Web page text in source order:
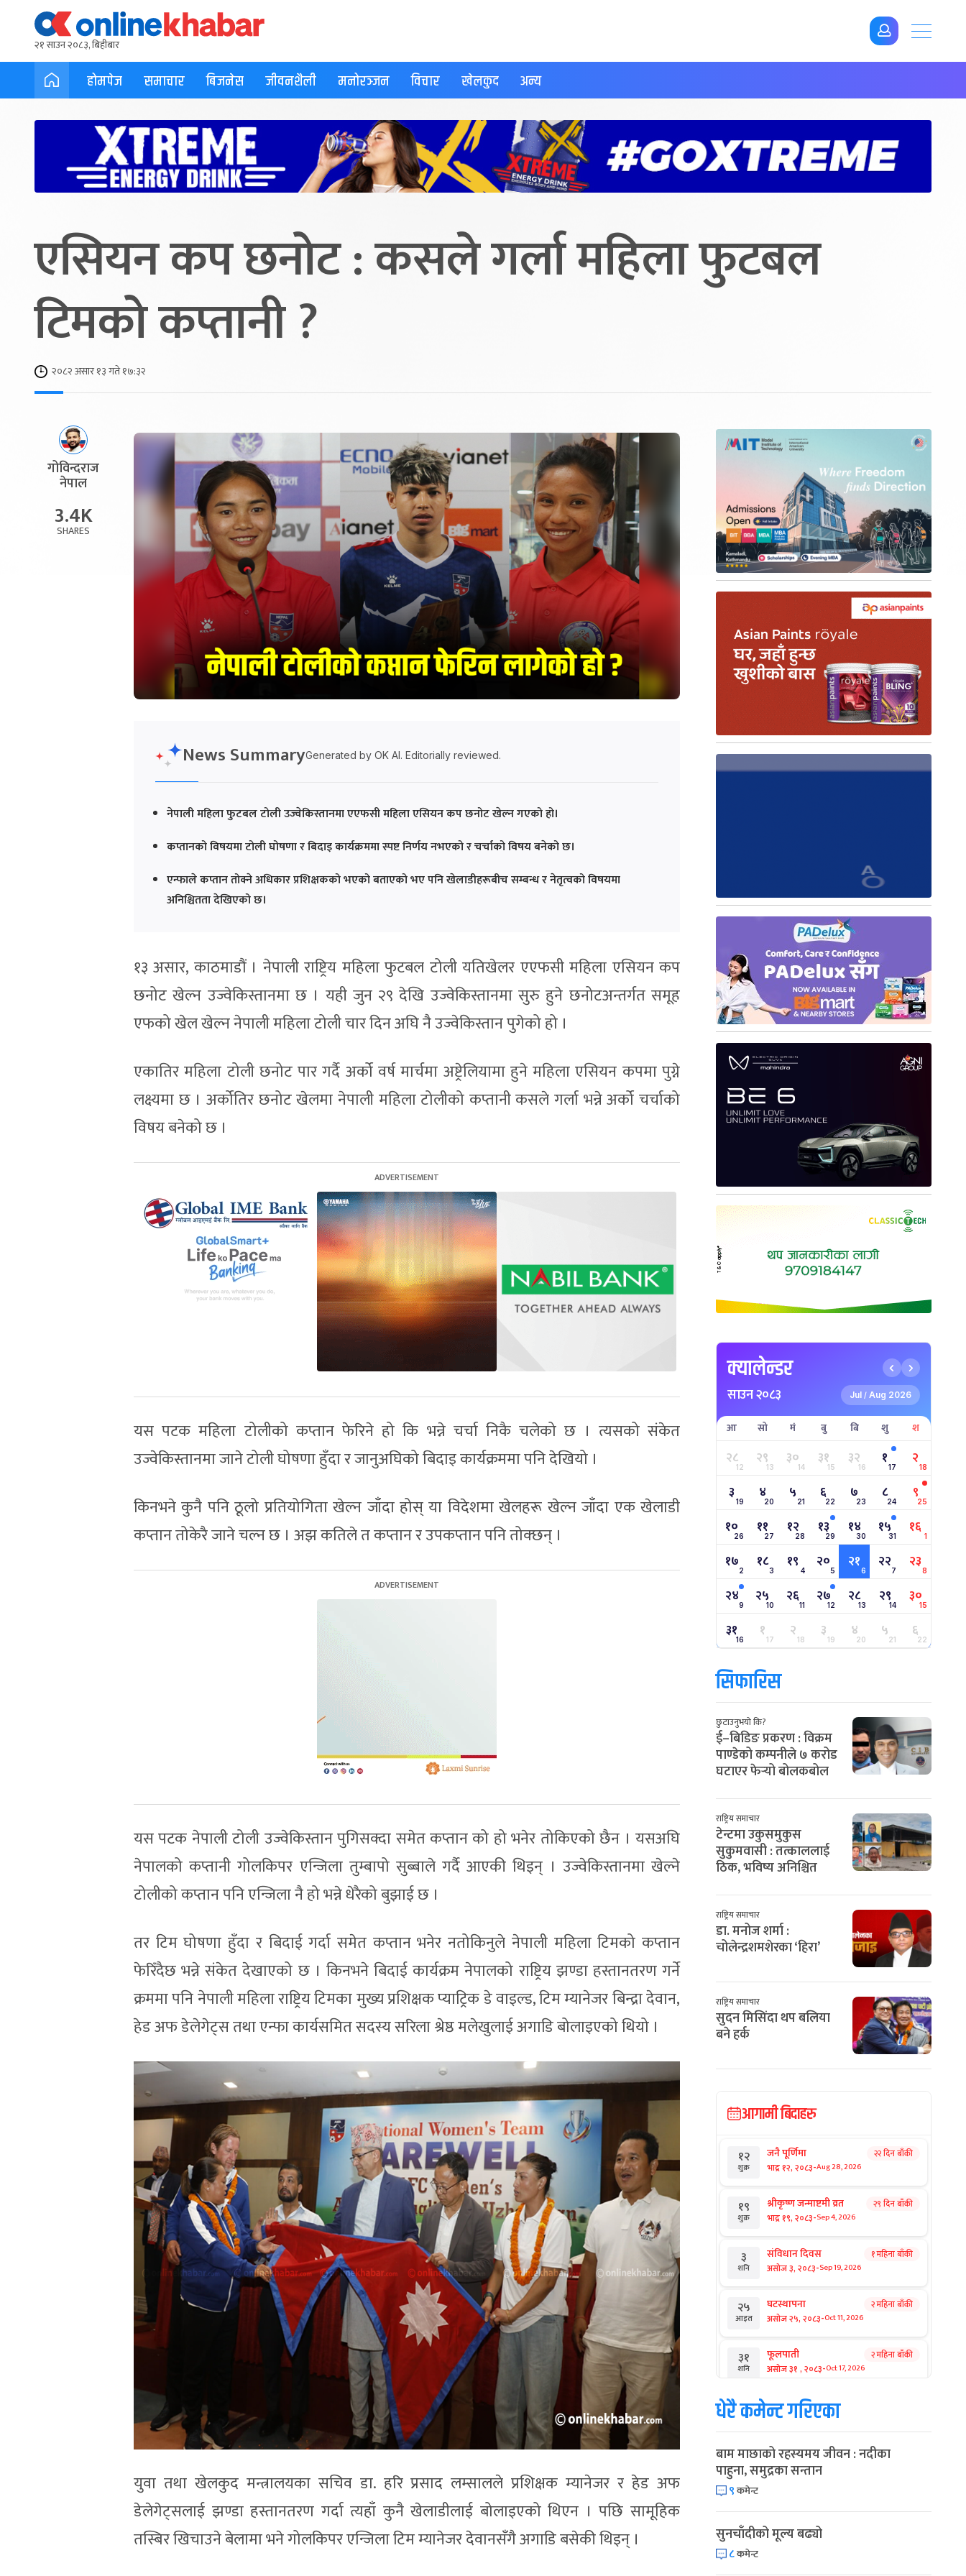
२१ साउन २०८३, बिहीबार
होमपेज समाचार बिजनेस जीवनशैली मनोरञ्जन विचार खेलकुद अन्य
एसियन कप छनोट : कसले गर्ला महिला फुटबल
टिमको कप्तानी ?
२०८२ असार १३ गते १७:३२
गोविन्दराज
नेपाल
3.4K
SHARES
News SummaryGenerated by OK AI. Editorially reviewed.
नेपाली महिला फुटबल टोली उज्वेकिस्तानमा एएफसी महिला एसियन कप छनोट खेल्न गएको हो।
कप्तानको विषयमा टोली घोषणा र बिदाइ कार्यक्रममा स्पष्ट निर्णय नभएको र चर्चाको विषय बनेको छ।
एन्फाले कप्तान तोक्ने अधिकार प्रशिक्षकको भएको बताएको भए पनि खेलाडीहरूबीच सम्बन्ध र नेतृत्वको विषयमा
अनिश्चितता देखिएको छ।
१३ असार, काठमाडौं । नेपाली राष्ट्रिय महिला फुटबल टोली यतिखेलर एएफसी महिला एसियन कप
छनोट खेल्न उज्वेकिस्तानमा छ । यही जुन २९ देखि उज्वेकिस्तानमा सुरु हुने छनोटअन्तर्गत समूह
एफको खेल खेल्न नेपाली महिला टोली चार दिन अघि नै उज्वेकिस्तान पुगेको हो ।
एकातिर महिला टोली छनोट पार गर्दै अर्को वर्ष मार्चमा अष्ट्रेलियामा हुने महिला एसियन कपमा पुग्ने
लक्ष्यमा छ । अर्कोतिर छनोट खेलमा नेपाली महिला टोलीको कप्तानी कसले गर्ला भन्ने अर्को चर्चाको
विषय बनेको छ ।
यस पटक महिला टोलीको कप्तान फेरिने हो कि भन्ने चर्चा निकै चलेको छ । त्यसको संकेत
उज्वेकिस्तानमा जाने टोली घोषणा हुँदा र जानुअघिको बिदाइ कार्यक्रममा पनि देखियो ।
किनभने कुनै पनि ठूलो प्रतियोगिता खेल्न जाँदा होस् या विदेशमा खेलहरू खेल्न जाँदा एक खेलाडी
कप्तान तोकेरै जाने चल्न छ । अझ कतिले त कप्तान र उपकप्तान पनि तोक्छन् ।
यस पटक नेपाली टोली उज्वेकिस्तान पुगिसक्दा समेत कप्तान को हो भनेर तोकिएको छैन । यसअघि
नेपालको कप्तानी गोलकिपर एन्जिला तुम्बापो सुब्बाले गर्दै आएकी थिइन् । उज्वेकिस्तानमा खेल्ने
टोलीको कप्तान पनि एन्जिला नै हो भन्ने धेरैको बुझाई छ ।
तर टिम घोषणा हुँदा र बिदाई गर्दा समेत कप्तान भनेर नतोकिनुले नेपाली महिला टिमको कप्तान
फेरिँदैछ भन्ने संकेत देखाएको छ । किनभने बिदाई कार्यक्रम नेपालको राष्ट्रिय झण्डा हस्तानतरण गर्ने
क्रममा पनि नेपाली महिला राष्ट्रिय टिमका मुख्य प्रशिक्षक प्याट्रिक डे वाइल्ड, टिम म्यानेजर बिन्द्रा देवान,
हेड अफ डेलेगेट्स तथा एन्फा कार्यसमित सदस्य सरिला श्रेष्ठ मलेखुलाई अगाडि बोलाइएको थियो ।
युवा तथा खेलकुद मन्त्रालयका सचिव डा. हरि प्रसाद लम्सालले प्रशिक्षक म्यानेजर र हेड अफ
डेलेगेट्सलाई झण्डा हस्तानतरण गर्दा त्यहाँ कुनै खेलाडीलाई बोलाइएको थिएन । पछि सामूहिक
तस्बिर खिचाउने बेलामा भने गोलकिपर एन्जिला टिम म्यानेजर देवानसँगै अगाडि बसेकी थिइन् ।
क्यालेन्डर
साउन २०८३ Jul / Aug 2026
आ सो मं बु बि शु श
२८12 २९13 ३०14 ३१15 ३२16 १17 २18
३ 19 ४20 ५ 21 ६22 ७23 ८24 ९25
१०26 ११27 १२28 १३29 १४30 १५31 १६ 1
१७2 १८3 १९ 4 २०5 २१6 २२7 २३8
२४9 २५10 २६11 २७12 २८13 २९14 ३०15
३१16 १17 २18 ३19 ४20 ५21 ६22
सिफारिस
छुटाउनुभयो कि?
ई–बिडिङ प्रकरण : विक्रम
पाण्डेको कम्पनीले ७ करोड
घटाएर फेर्‍यो बोलकबोल
राष्ट्रिय समाचार
टेन्टमा उकुसमुकुस
सुकुमवासी : तत्काललाई
ठिक, भविष्य अनिश्चित
राष्ट्रिय समाचार
डा. मनोज शर्मा :
चोलेन्द्रशमशेरका ‘हिरा’
राष्ट्रिय समाचार
सुदन मिसिंदा थप बलिया
बने हर्क
आगामी बिदाहरु
१२
शुक्र
जनै पूर्णिमा
भाद्र १२, २०८३-Aug 28, 2026
२२ दिन बाँकी
१९
शुक्र
श्रीकृष्ण जन्माष्टमी व्रत
भाद्र १९, २०८३-Sep 4, 2026
२९ दिन बाँकी
३
शनि
संविधान दिवस
असोज ३, २०८३-Sep 19, 2026
१ महिना बाँकी
२५
आइत
घटस्थापना
असोज २५, २०८३-Oct 11, 2026
२ महिना बाँकी
३१
शनि
फूलपाती
असोज ३१ , २०८३-Oct 17, 2026
२ महिना बाँकी
१
आइत
कार्तिक सङ्क्रान्ति
कार्तिक १, २०८३-Oct 18, 2026
३
मंगल
महानवमी
कार्तिक ३, २०८३-
२ महिना बाँकी
४
५
-
धेरै कमेन्ट गरिएका
बाम माछाको रहस्यमय जीवन : नदीका
पाहुना, समुद्रका सन्तान
९कमेन्ट
सुनचाँदीको मूल्य बढ्यो
८कमेन्ट